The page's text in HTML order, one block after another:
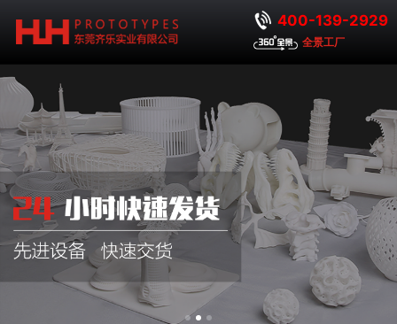
400-139-2929
全景工厂